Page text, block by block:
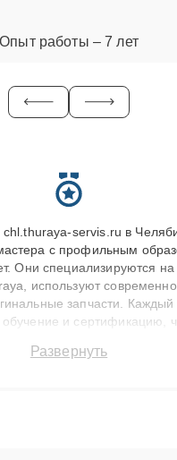
Опыт работы – 7 лет
servis.ru в
с профильным
Они специализируются
используют
запчасти.
и сертификацию,
гарантии до 3 лет. Наши
Развернуть